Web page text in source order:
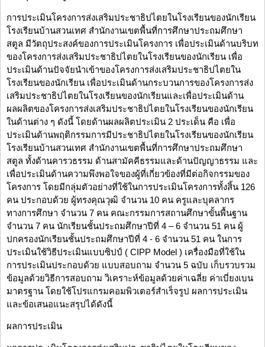
การประเมินโครงการส่งเสริมประชาธิปไตยในโรงเรียนของนักเรียน
โรงเรียนบ้านสวนเทศ สำนักงานเขตพื้นที่การศึกษาประถมศึกษา
สตูล มีวัตถุประสงค์ของการประเมินโครงการ เพื่อประเมินด้านบริบท
ของโครงการส่งเสริมประชาธิปไตยในโรงเรียนของนักเรียน เพื่อ
ประเมินด้านปัจจัยนำเข้าของโครงการส่งเสริมประชาธิปไตยใน
โรงเรียนของนักเรียน เพื่อประเมินด้านกระบวนการของโครงการส่ง
เสริมประชาธิปไตยในโรงเรียนของนักเรียนและเพื่อประเมินด้าน
ผลผลิตของโครงการส่งเสริมประชาธิปไตยในโรงเรียนของนักเรียน
ในด้านต่าง ๆ ดังนี้ โดยด้านผลผลิตประเมิน 2 ประเด็น คือ เพื่อ
ประเมินด้านพฤติกรรมการมีประชาธิปไตยในโรงเรียนของนักเรียน
โรงเรียนบ้านสวนเทศ สำนักงานเขตพื้นที่การศึกษาประถมศึกษา
สตูล ทั้งด้านคารวธรรม ด้านสามัคคีธรรมและด้านปัญญาธรรม และ
เพื่อประเมินด้านความพึงพอใจของผู้ที่เกี่ยวข้องที่มีต่อกิจกรรมของ
โครงการ โดยมีกลุ่มตัวอย่างที่ใช้ในการประเมินโครงการทั้งสิ้น 126
คน ประกอบด้วย ผู้ทรงคุณวุฒิ จำนวน 10 คน ครูและบุคลากร
ทางการศึกษา จำนวน 7 คน คณะกรรมการสถานศึกษาขั้นพื้นฐาน
จำนวน 7 คน นักเรียนชั้นประถมศึกษาปีที่ 4 – 6 จำนวน 51 คน ผู้
ปกครองนักเรียนชั้นประถมศึกษาปีที่ 4 - 6 จำนวน 51 คน ในการ
ประเมินใช้วิธีประเมินแบบซิปป์ ( CIPP Model ) เครื่องมือที่ใช้ใน
การประเมินประกอบด้วย แบบสอบถาม จำนวน 5 ฉบับ เก็บรวบรวม
ข้อมูลด้วยวิธีการสอบถาม วิเคราะห์ข้อมูลด้วยค่าเฉลี่ย ค่าเบี่ยงเบน
มาตรฐาน โดยใช้โปรแกรมคอมพิวเตอร์สำเร็จรูป ผลการประเมิน
และข้อเสนอแนะสรุปได้ดังนี้
ผลการประเมิน